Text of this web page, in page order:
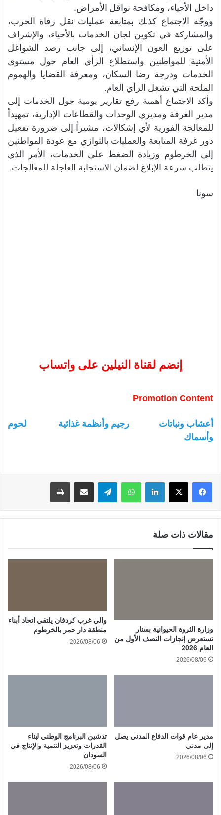
داخل الأحياء، ومكافحة نواقل الأمراض.
ووجّه الاجتماع كذلك بمتابعة عمليات نقل رفاة الحرب،
والمشاركة في تكوين لجان الخدمات بالأحياء، والإشراف
على توزيع العون الإنساني، إلى جانب رصد الشواغل
الأمنية للمواطنين واستطلاع الرأي العام حول مستوى
الخدمات ودرجة رضا السكان، ومعرفة القضايا والهموم
الملحة التي تشغل الرأي العام.
وأكد الاجتماع أهمية رفع تقارير يومية حول الخدمات إلى
مدير الغرفة ومديري الوحدات والقطاعات الإدارية، تمهيداً
للمعالجة الفورية لأي إشكالات، مشيراً إلى ضرورة تفعيل
دور غرفة المتابعة والعمليات بالتوازي مع عودة المواطنين
إلى الخرطوم وزيادة الضغط على الخدمات، الأمر الذي
يتطلب سرعة الإبلاغ لضمان الاستجابة العاجلة للمعالجات.
سونا
إنضم لقناة النيلين على واتساب
Promotion Content
أعشاب ونباتات رجيم وأنظمة غذائية
لحوم
وأسماك
لينكدإن واتساب
مقالات ذات صلة
وزارة الثروة الحيوانية بسنار
تستعرض إنجازات النصف الأول من
العام 2026
2026/08/06
والي غرب كردفان يلتقي اتحاد أبناء
منطقة دار حمر بالخرطوم
2026/08/06
مدير عام قوات الدفاع المدني يصل
إلى مدني
2026/08/06
تدشين البرنامج الوطني لبناء
القدرات وتعزيز التنمية والإنتاج في
السودان
2026/08/06